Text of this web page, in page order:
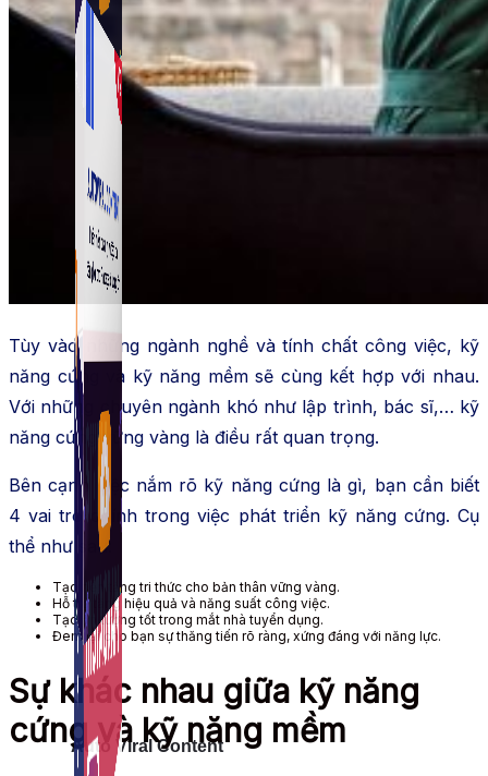
Auto Viral Content
Công cụ đặt lịch, đăng bài tự động cho hàng loạt
Fanpage.
Auto Viral Content
Tùy vào những ngành nghề và tính chất công việc, kỹ
năng cứng và kỹ năng mềm sẽ cùng kết hợp với nhau.
Với những chuyên ngành khó như lập trình, bác sĩ,… kỹ
năng cứng vững vàng là điều rất quan trọng.
Bên cạnh việc nắm rõ kỹ năng cứng là gì, bạn cần biết
4 vai trò chính trong việc phát triển kỹ năng cứng. Cụ
thể như sau:
Tạo nền tảng tri thức cho bản thân vững vàng.
Hỗ trợ tăng hiệu quả và năng suất công việc.
Tạo ấn tượng tốt trong mắt nhà tuyển dụng.
Đem lại cho bạn sự thăng tiến rõ ràng, xứng đáng với năng lực.
Sự khác nhau giữa kỹ năng
cứng và kỹ năng mềm